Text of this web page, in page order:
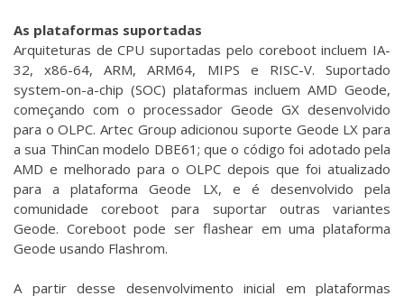
As plataformas suportadas
Arquiteturas de CPU suportadas pelo coreboot incluem IA-
32, x86-64, ARM, ARM64, MIPS e RISC-V. Suportado
system-on-a-chip (SOC) plataformas incluem AMD Geode,
começando com o processador Geode GX desenvolvido
para o OLPC. Artec Group adicionou suporte Geode LX para
a sua ThinCan modelo DBE61; que o código foi adotado pela
AMD e melhorado para o OLPC depois que foi atualizado
para a plataforma Geode LX, e é desenvolvido pela
comunidade coreboot para suportar outras variantes
Geode. Coreboot pode ser flashear em uma plataforma
Geode usando Flashrom.
A partir desse desenvolvimento inicial em plataformas